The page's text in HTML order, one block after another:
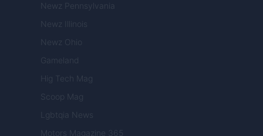
Newz Pennsylvania
Newz Illinois
Newz Ohio
Gameland
Hig Tech Mag
Scoop Mag
Lgbtqia News
Motors Magazine 365